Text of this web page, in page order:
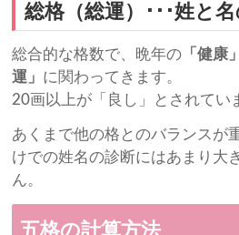
総格（総運）･･･姓と
総合的な格数で、晩年の 「健康
運」 に関わってきます。
20画以上が「良し」とされてい
あくまで他の格とのバランスが
けでの姓名の診断にはあまり大
ん。
五格の計算方法